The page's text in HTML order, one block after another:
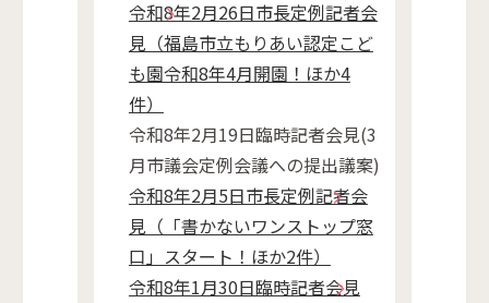
令和8年2月26日市長定例記者会
見（福島市立もりあい認定こど
も園令和8年4月開園！ほか4
件）
令和8年2月19日臨時記者会見(3
月市議会定例会議への提出議案)
令和8年2月5日市長定例記者会
見（「書かないワンストップ窓
口」スタート！ほか2件）
令和8年1月30日臨時記者会見